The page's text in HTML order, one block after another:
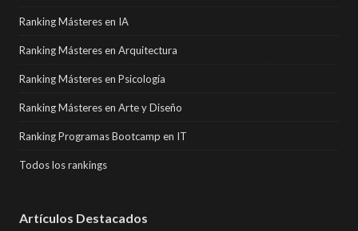
Ranking Másteres en IA
Ranking Másteres en Arquitectura
Ranking Másteres en Psicología
Ranking Másteres en Arte y Diseño
Ranking Programas Bootcamp en IT
Todos los rankings
Artículos Destacados